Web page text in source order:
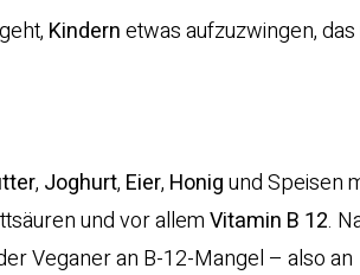
Kindernetwas aufzuzwingen,
, Joghurt, Eier, Honigund Speisen
und vor allemVitamin B 12.
Veganer an B-12-Mangel – also an